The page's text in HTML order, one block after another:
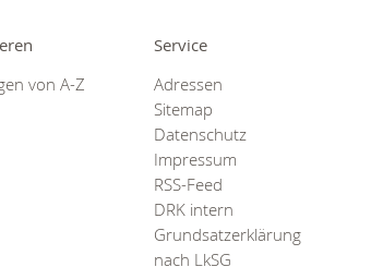
von A-Z
Service
Adressen
Sitemap
Datenschutz
Impressum
RSS-Feed
DRK intern
Grundsatzerklärung
nach LkSG